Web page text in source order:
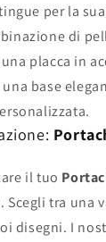
per la
di
placca in
base
il tuo
tra una
disegni. I